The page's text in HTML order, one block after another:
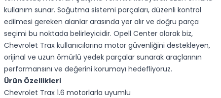
kullanım sunar. Soğutma sistemi parçaları, düzenli kontrol
edilmesi gereken alanlar arasında yer alır ve doğru parça
seçimi bu noktada belirleyicidir. Opell Center olarak biz,
Chevrolet Trax kullanıcılarına motor güvenliğini destekleyen,
orijinal ve uzun ömürlü yedek parçalar sunarak araçlarının
performansını ve değerini korumayı hedefliyoruz.
Ürün Özellikleri
Chevrolet Trax 1.6 motorlarla uyumlu